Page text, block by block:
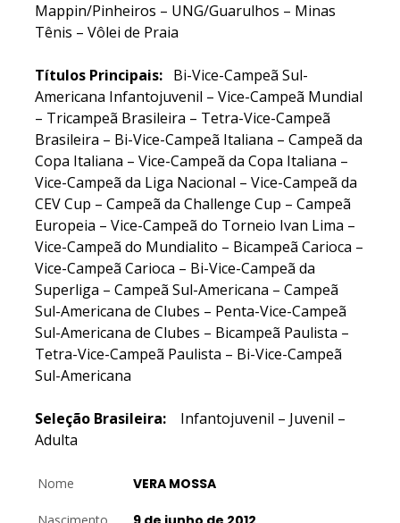
Mappin/Pinheiros – UNG/Guarulhos – Minas
Tênis – Vôlei de Praia
Títulos Principais: Bi-Vice-Campeã Sul-
Americana Infantojuvenil – Vice-Campeã Mundial
– Tricampeã Brasileira – Tetra-Vice-Campeã
Brasileira – Bi-Vice-Campeã Italiana – Campeã da
Copa Italiana – Vice-Campeã da Copa Italiana –
Vice-Campeã da Liga Nacional – Vice-Campeã da
CEV Cup – Campeã da Challenge Cup – Campeã
Europeia – Vice-Campeã do Torneio Ivan Lima –
Vice-Campeã do Mundialito – Bicampeã Carioca –
Vice-Campeã Carioca – Bi-Vice-Campeã da
Superliga – Campeã Sul-Americana – Campeã
Sul-Americana de Clubes – Penta-Vice-Campeã
Sul-Americana de Clubes – Bicampeã Paulista –
Tetra-Vice-Campeã Paulista – Bi-Vice-Campeã
Sul-Americana
Seleção Brasileira:
Infantojuvenil – Juvenil –
Adulta
Nome VERA MOSSA